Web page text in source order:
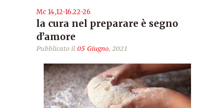
Mc 14,12-16.22-26
la cura nel preparare è segno
d’amore
Pubblicato il 05 Giugno, 2021